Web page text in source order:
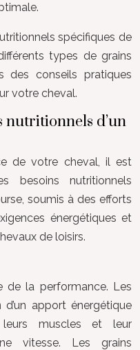
spécifiques de
types de grains
des conseils pratiques
votre cheval.
nutritionnels d’un
de votre cheval, il est
besoins nutritionnels
soumis à des efforts
énergétiques et
de loisirs.
de la performance. Les
apport énergétique
leurs muscles et leur
vitesse. Les grains